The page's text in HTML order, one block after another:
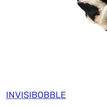
INVISIBOBBLE